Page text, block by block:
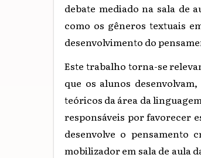
debate mediado na sala de
como os gêneros textuais
desenvolvimento do
Este trabalho torna-se
que os alunos
teóricos da área da
responsáveis por favorecer
desenvolve o
mobilizador em sala de aula